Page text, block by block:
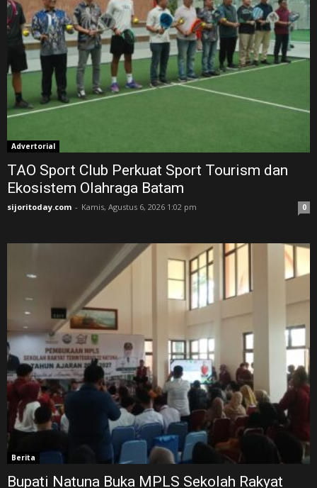
Advertorial
TAO Sport Club Perkuat Sport Tourism dan
Ekosistem Olahraga Batam
sijoritoday.com - Kamis, Agustus 6, 2026 1:02 pm 0
Berita
Bupati Natuna Buka MPLS Sekolah Rakyat